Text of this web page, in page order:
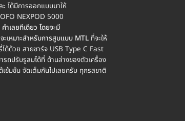
ได้มีการออกแบบมาให้
NEXPOD 5000
เลยทีเดียว โดยจะมี
เหมาะสำหรับการสูบแบบ MTL ที่จะให้
ด้ด้วย สายชาร์จ USB Type C Fast
ถปรับรูลมได้ที่ ด้านล่างของตัวเครื่อง
ข้มข้น จัดเต็มกันไปเลยครับ ทุกรสชาติ